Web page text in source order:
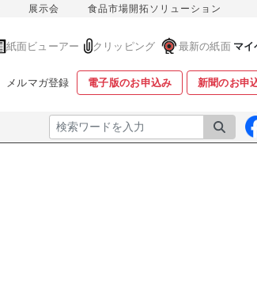
展示会 食品市場開拓ソリューション
紙面ビューアー クリッピング 最新の紙面 マイ
メルマガ登録 電子版のお申込み 新聞のお申
検索